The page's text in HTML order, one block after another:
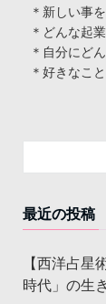
＊新しい事
＊どんな起
＊自分にど
＊好きなこ
最近の投稿
【西洋占星
時代」の生